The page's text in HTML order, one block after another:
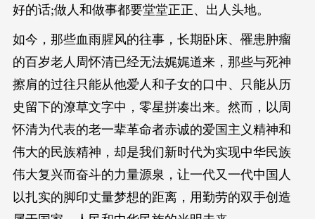
好的话;做人和做事都要堂堂正正、出人头地。
如今，那些血雨腥风的往事，长期卧床、罹患肿瘤
的百岁老人周怀清已经无法娓娓道来，那些与死神
擦肩的过往只能从他爱人和子女的口中、只能从历
史留下的潦草文字中，零星拼凑出来。然而，以周
怀清为代表的老一辈革命者赤诚的爱国主义精神和
伟大的民族精神，却是我们新时代为实现中华民族
伟大复兴而奋斗的力量源泉，让一代又一代中国人
以扎实的脚印丈量梦想的距离，用勤劳的双手创造